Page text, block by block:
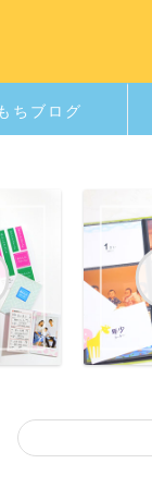
ちブログ